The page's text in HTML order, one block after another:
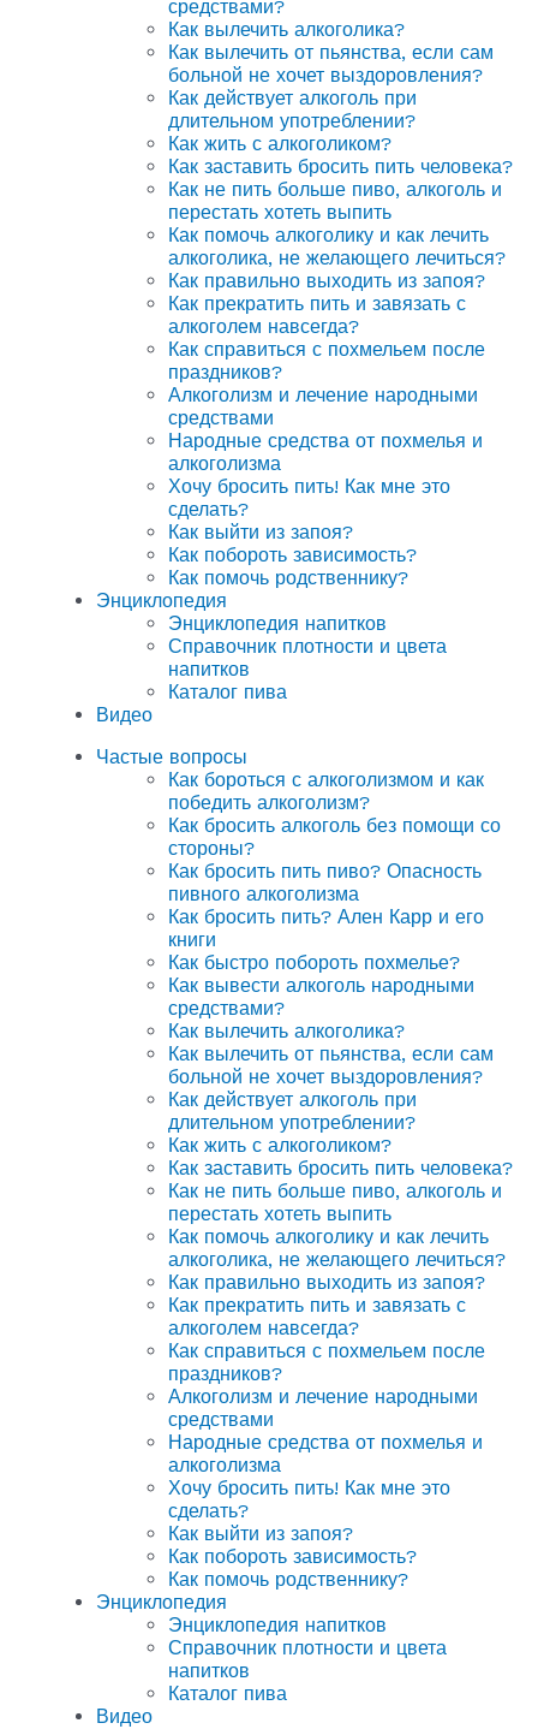
средствами?
Как вылечить алкоголика?
Как вылечить от пьянства, если сам
больной не хочет выздоровления?
Как действует алкоголь при
длительном употреблении?
Как жить с алкоголиком?
Как заставить бросить пить человека?
Как не пить больше пиво, алкоголь и
перестать хотеть выпить
Как помочь алкоголику и как лечить
алкоголика, не желающего лечиться?
Как правильно выходить из запоя?
Как прекратить пить и завязать с
алкоголем навсегда?
Как справиться с похмельем после
праздников?
Алкоголизм и лечение народными
средствами
Народные средства от похмелья и
алкоголизма
Хочу бросить пить! Как мне это
сделать?
Как выйти из запоя?
Как побороть зависимость?
Как помочь родственнику?
Энциклопедия
Энциклопедия напитков
Справочник плотности и цвета
напитков
Каталог пива
Видео
Частые вопросы
Как бороться с алкоголизмом и как
победить алкоголизм?
Как бросить алкоголь без помощи со
стороны?
Как бросить пить пиво? Опасность
пивного алкоголизма
Как бросить пить? Ален Карр и его
книги
Как быстро побороть похмелье?
Как вывести алкоголь народными
средствами?
Как вылечить алкоголика?
Как вылечить от пьянства, если сам
больной не хочет выздоровления?
Как действует алкоголь при
длительном употреблении?
Как жить с алкоголиком?
Как заставить бросить пить человека?
Как не пить больше пиво, алкоголь и
перестать хотеть выпить
Как помочь алкоголику и как лечить
алкоголика, не желающего лечиться?
Как правильно выходить из запоя?
Как прекратить пить и завязать с
алкоголем навсегда?
Как справиться с похмельем после
праздников?
Алкоголизм и лечение народными
средствами
Народные средства от похмелья и
алкоголизма
Хочу бросить пить! Как мне это
сделать?
Как выйти из запоя?
Как побороть зависимость?
Как помочь родственнику?
Энциклопедия
Энциклопедия напитков
Справочник плотности и цвета
напитков
Каталог пива
Видео